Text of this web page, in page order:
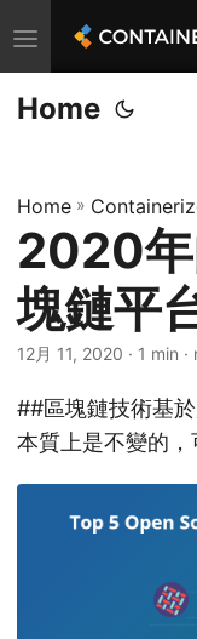
T
o
g
e
n
a
v
i
a
t
i
Home
Home »
2020
塊鏈平
12月 11, 2020 · 1 min
##區塊鏈技術基
本質上是不變的，